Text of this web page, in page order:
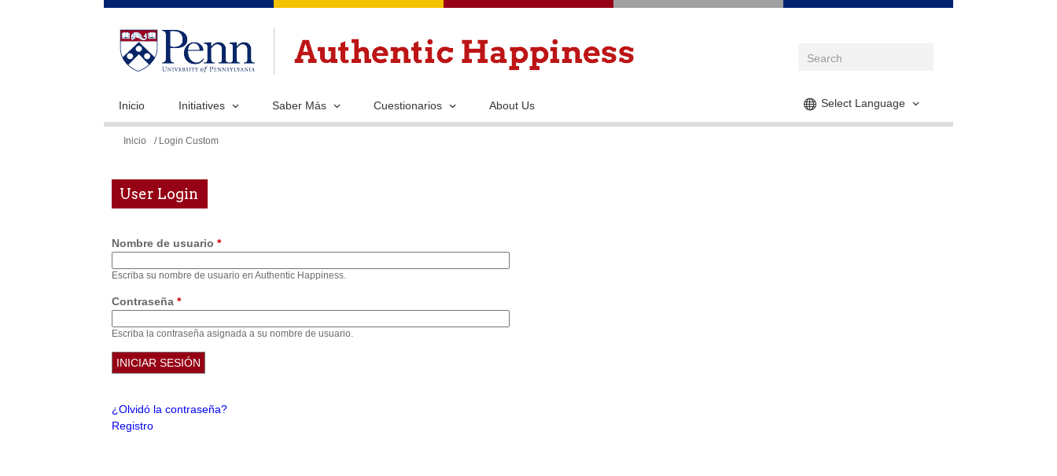
Pasar
contenido
Select Language
Inicio Initiatives Saber Más Cuestionarios About Us
Se
usted
aquí
Inicio / Login Custom
User Login
Nombre de usuario *
Escriba su nombre de usuario en Authentic Happiness.
Contraseña *
Escriba la contraseña asignada a su nombre de usuario.
¿Olvidó la contraseña?
Registro